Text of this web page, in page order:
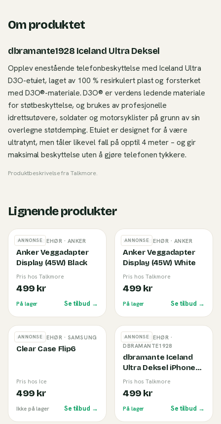
Om produktet
dbramante1928 Iceland Ultra Deksel
Opplev enestående telefonbeskyttelse med Iceland Ultra
D3O-etuiet, laget av 100 % resirkulert plast og forsterket
med D3O®-materiale. D3O® er verdens ledende materiale
for støtbeskyttelse, og brukes av profesjonelle
idrettsutøvere, soldater og motorsyklister på grunn av sin
overlegne støtdemping. Etuiet er designet for å være
ultratynt, men tåler likevel fall på opptil 4 meter – og gir
maksimal beskyttelse uten å gjøre telefonen tykkere.
Produktbeskrivelse fraTalkmore.
Lignende produkter
ANNONSE
MOBILTILBEHØR · ANKER
Anker Veggadapter
Display (45W) Black
Pris hos Talkmore
499 kr
På lager Se tilbud →
ANNONSE
MOBILTILBEHØR · ANKER
Anker Veggadapter
Display (45W) White
Pris hos Talkmore
499 kr
På lager Se tilbud →
ANNONSE
MOBILTILBEHØR · SAMSUNG
Clear Case Flip6
Pris hos Ice
499 kr
Ikke på lager Se tilbud →
ANNONSE
MOBILTILBEHØR ·
DBRAMANTE1928
dbramante Iceland
Ultra Deksel iPhone
17e/16e/15/14/13 Klar
Pris hos Talkmore
499 kr
På lager Se tilbud →